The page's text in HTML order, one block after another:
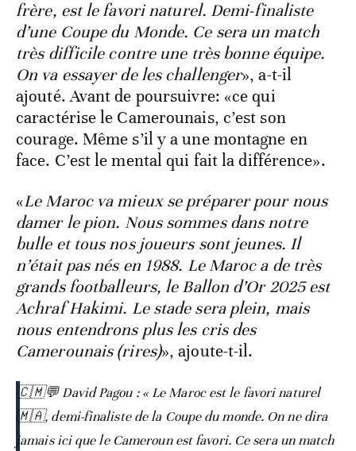
frère, est le favori naturel. Demi-finaliste
d’une Coupe du Monde. Ce sera un match
très difficile contre une très bonne équipe.
On va essayer de les challenger», a-t-il
ajouté. Avant de poursuivre: «ce qui
caractérise le Camerounais, c’est son
courage. Même s’il y a une montagne en
face. C’est le mental qui fait la différence».
«Le Maroc va mieux se préparer pour nous
damer le pion. Nous sommes dans notre
bulle et tous nos joueurs sont jeunes. Il
n’était pas nés en 1988. Le Maroc a de très
grands footballeurs, le Ballon d’Or 2025 est
Achraf Hakimi. Le stade sera plein, mais
nous entendrons plus les cris des
Camerounais (rires)», ajoute-t-il.
🇨🇲💬 David Pagou : « Le Maroc est le favori naturel
🇲🇦, demi-finaliste de la Coupe du monde. On ne dira
jamais ici que le Cameroun est favori. Ce sera un match